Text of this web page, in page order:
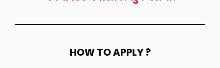
HOW TO APPLY ?